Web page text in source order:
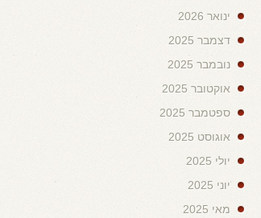
ינואר 2026
דצמבר 2025
נובמבר 2025
אוקטובר 2025
ספטמבר 2025
אוגוסט 2025
יולי 2025
יוני 2025
מאי 2025